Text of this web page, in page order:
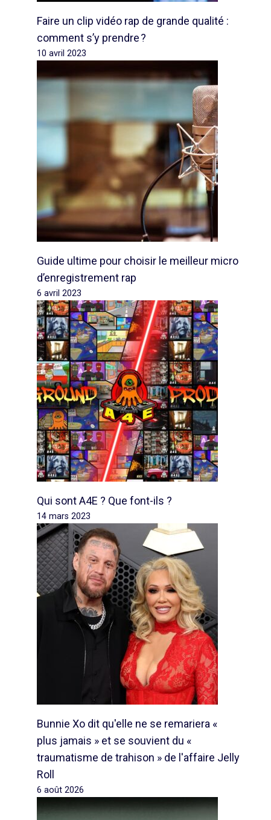
Faire un clip vidéo rap de grande qualité :
comment s’y prendre ?
10 avril 2023
Guide ultime pour choisir le meilleur micro
d’enregistrement rap
6 avril 2023
Qui sont A4E ? Que font-ils ?
14 mars 2023
Bunnie Xo dit qu'elle ne se remariera «
plus jamais » et se souvient du «
traumatisme de trahison » de l'affaire Jelly
Roll
6 août 2026